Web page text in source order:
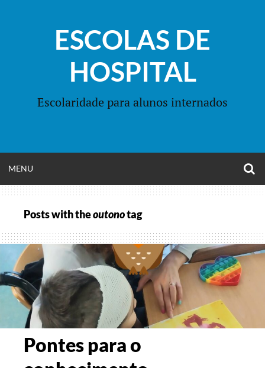
ESCOLAS DE
HOSPITAL
Escolaridade para alunos internados
MENU
MENU
Posts with theoutonotag
Pontes para o